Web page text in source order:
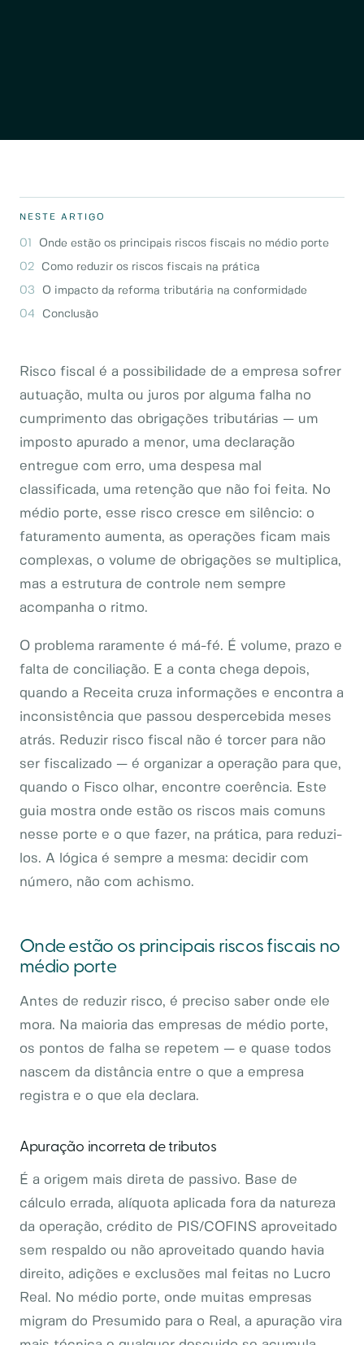
NESTE ARTIGO
Onde estão os principais riscos fiscais no médio porte
Como reduzir os riscos fiscais na prática
O impacto da reforma tributária na conformidade
Conclusão
Risco fiscal é a possibilidade de a empresa sofrer
autuação, multa ou juros por alguma falha no
cumprimento das obrigações tributárias — um
imposto apurado a menor, uma declaração
entregue com erro, uma despesa mal
classificada, uma retenção que não foi feita. No
médio porte, esse risco cresce em silêncio: o
faturamento aumenta, as operações ficam mais
complexas, o volume de obrigações se multiplica,
mas a estrutura de controle nem sempre
acompanha o ritmo.
O problema raramente é má-fé. É volume, prazo e
falta de conciliação. E a conta chega depois,
quando a Receita cruza informações e encontra a
inconsistência que passou despercebida meses
atrás. Reduzir risco fiscal não é torcer para não
ser fiscalizado — é organizar a operação para que,
quando o Fisco olhar, encontre coerência. Este
guia mostra onde estão os riscos mais comuns
nesse porte e o que fazer, na prática, para reduzi-
los. A lógica é sempre a mesma: decidir com
número, não com achismo.
Onde estão os principais riscos fiscais no
médio porte
Antes de reduzir risco, é preciso saber onde ele
mora. Na maioria das empresas de médio porte,
os pontos de falha se repetem — e quase todos
nascem da distância entre o que a empresa
registra e o que ela declara.
Apuração incorreta de tributos
É a origem mais direta de passivo. Base de
cálculo errada, alíquota aplicada fora da natureza
da operação, crédito de PIS/COFINS aproveitado
sem respaldo ou não aproveitado quando havia
direito, adições e exclusões mal feitas no Lucro
Real. No médio porte, onde muitas empresas
migram do Presumido para o Real, a apuração vira